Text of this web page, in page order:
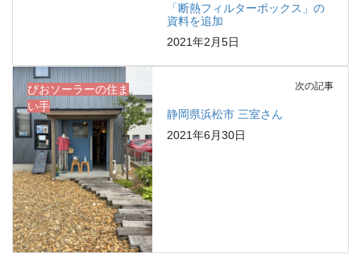
「断熱フィルターボックス」の
資料を追加
2021年2月5日
びおソーラーの住ま
い手
次の記事
静岡県浜松市 三室さん
2021年6月30日